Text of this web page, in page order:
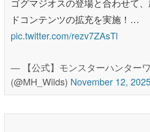
ドコンテンツの拡充を実施！…
pic.twitter.com/rezv7ZAsTl
— 【公式】モンスターハンター
(@MH_Wilds) November 12,